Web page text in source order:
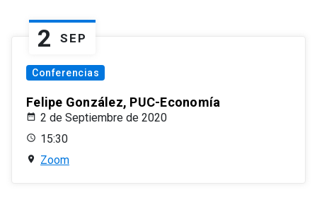
2 SEP
Conferencias
Felipe González, PUC-Economía
2 de Septiembre de 2020
15:30
Zoom